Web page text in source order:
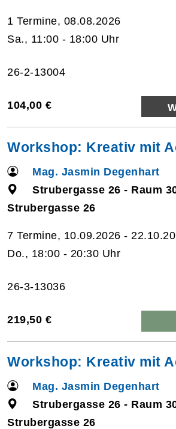
1 Termine, 08.08.2026
Sa., 11:00 - 18:00 Uhr
26-2-13004
104,00 €
Workshop: Kreativ mit
Mag. Jasmin Degenhart
Strubergasse 26 - Raum
Strubergasse 26
7 Termine, 10.09.2026 -
Do., 18:00 - 20:30 Uhr
26-3-13036
219,50 €
Workshop: Kreativ mit
Mag. Jasmin Degenhart
Strubergasse 26 - Raum
Strubergasse 26